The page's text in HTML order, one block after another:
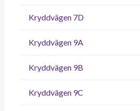
Kryddvägen 7D
Kryddvägen 9A
Kryddvägen 9B
Kryddvägen 9C